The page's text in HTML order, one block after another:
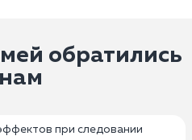
обратились
при следовании